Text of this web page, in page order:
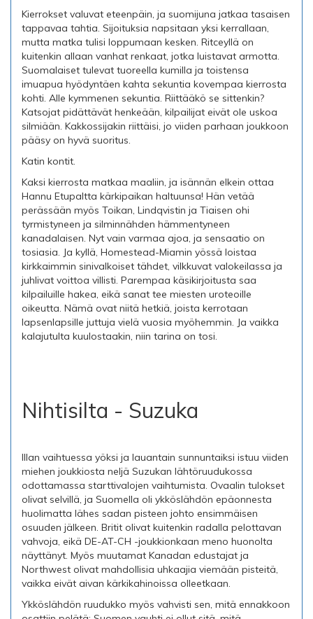
Kierrokset valuvat eteenpäin, ja suomijuna jatkaa tasaisen
tappavaa tahtia. Sijoituksia napsitaan yksi kerrallaan,
mutta matka tulisi loppumaan kesken. Ritceyllä on
kuitenkin allaan vanhat renkaat, jotka luistavat armotta.
Suomalaiset tulevat tuoreella kumilla ja toistensa
imuapua hyödyntäen kahta sekuntia kovempaa kierrosta
kohti. Alle kymmenen sekuntia. Riittääkö se sittenkin?
Katsojat pidättävät henkeään, kilpailijat eivät ole uskoa
silmiään. Kakkossijakin riittäisi, jo viiden parhaan joukkoon
pääsy on hyvä suoritus.
Katin kontit.
Kaksi kierrosta matkaa maaliin, ja isännän elkein ottaa
Hannu Etupaltta kärkipaikan haltuunsa! Hän vetää
perässään myös Toikan, Lindqvistin ja Tiaisen ohi
tyrmistyneen ja silminnähden hämmentyneen
kanadalaisen. Nyt vain varmaa ajoa, ja sensaatio on
tosiasia. Ja kyllä, Homestead-Miamin yössä loistaa
kirkkaimmin sinivalkoiset tähdet, vilkkuvat valokeilassa ja
juhlivat voittoa villisti. Parempaa käsikirjoitusta saa
kilpailuille hakea, eikä sanat tee miesten uroteoille
oikeutta. Nämä ovat niitä hetkiä, joista kerrotaan
lapsenlapsille juttuja vielä vuosia myöhemmin. Ja vaikka
kalajutulta kuulostaakin, niin tarina on tosi.
Nihtisilta - Suzuka
Illan vaihtuessa yöksi ja lauantain sunnuntaiksi istuu viiden
miehen joukkiosta neljä Suzukan lähtöruudukossa
odottamassa starttivalojen vaihtumista. Ovaalin tulokset
olivat selvillä, ja Suomella oli ykköslähdön epäonnesta
huolimatta lähes sadan pisteen johto ensimmäisen
osuuden jälkeen. Britit olivat kuitenkin radalla pelottavan
vahvoja, eikä DE-AT-CH -joukkionkaan meno huonolta
näyttänyt. Myös muutamat Kanadan edustajat ja
Northwest olivat mahdollisia uhkaajia viemään pisteitä,
vaikka eivät aivan kärkikahinoissa olleetkaan.
Ykköslähdön ruudukko myös vahvisti sen, mitä ennakkoon